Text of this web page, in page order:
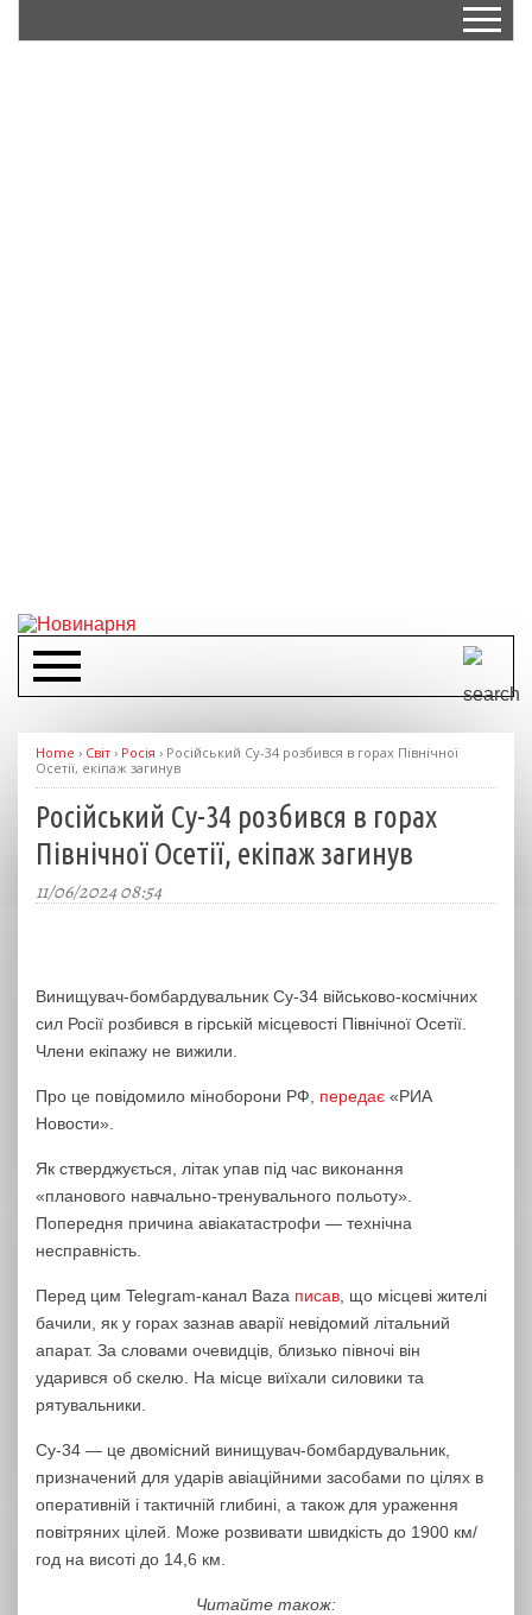
Home › Світ › Росія › Російський Су-34 розбився в горах Північної
Осетії, екіпаж загинув
Російський Су-34 розбився в горах
Північної Осетії, екіпаж загинув
11/06/2024 08:54
Винищувач-бомбардувальник Су-34 військово-космічних
сил Росії розбився в гірській місцевості Північної Осетії.
Члени екіпажу не вижили.
Про це повідомило міноборони РФ, передає «РИА
Новости».
Як стверджується, літак упав під час виконання
«планового навчально-тренувального польоту».
Попередня причина авіакатастрофи — технічна
несправність.
Перед цим Telegram-канал Baza писав , що місцеві жителі
бачили, як у горах зазнав аварії невідомий літальний
апарат. За словами очевидців, близько півночі він
ударився об скелю. На місце виїхали силовики та
рятувальники.
Су-34 — це двомісний винищувач-бомбардувальник,
призначений для ударів авіаційними засобами по цілях в
оперативній і тактичній глибині, а також для ураження
повітряних цілей. Може розвивати швидкість до 1900 км/
год на висоті до 14,6 км.
Читайте також: